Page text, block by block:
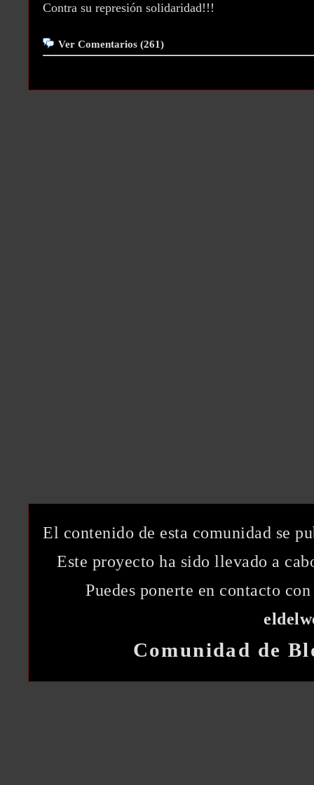
Contra su represión solidaridad!!!
Ver Comentarios (261)
El contenido de esta comunidad se
Este proyecto ha sido llevado a
Puedes ponerte en contacto
Comunidad de